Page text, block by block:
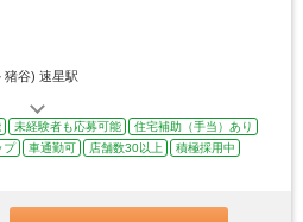
猪谷) 速星駅
未経験者も応募可能
住宅補助（手当）あり
プ 車通勤可 店舗数30以上
積極採用中